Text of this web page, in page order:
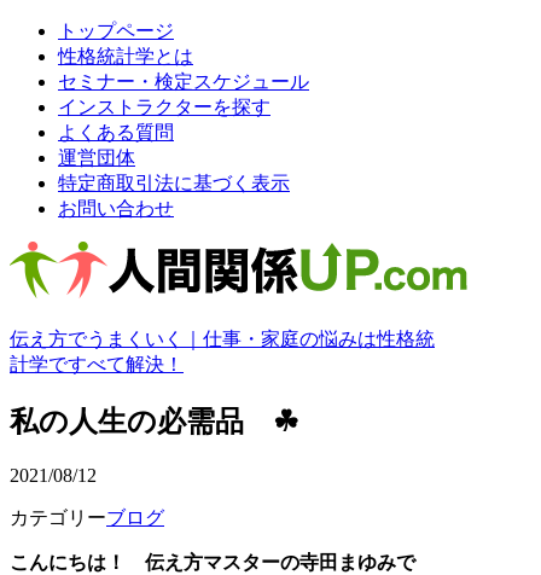
トップページ
性格統計学とは
セミナー・検定スケジュール
インストラクターを探す
よくある質問
運営団体
特定商取引法に基づく表示
お問い合わせ
伝え方でうまくいく｜仕事・家庭の悩みは性格統
計学ですべて解決！
私の人生の必需品 ☘
2021/08/12
カテゴリーブログ
こんにちは！ 伝え方マスターの寺田まゆみで